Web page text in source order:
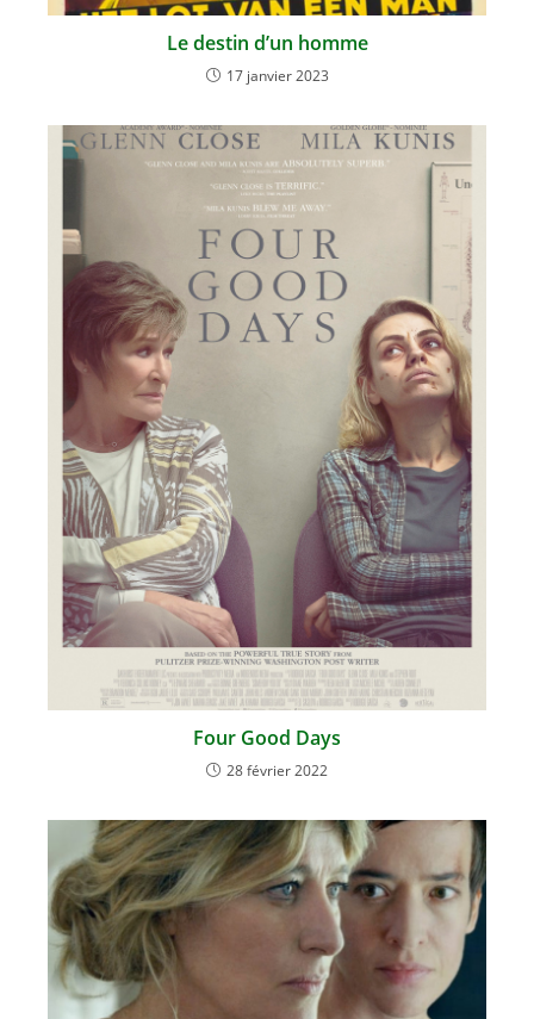
Le destin d’un homme
17 janvier 2023
Four Good Days
28 février 2022